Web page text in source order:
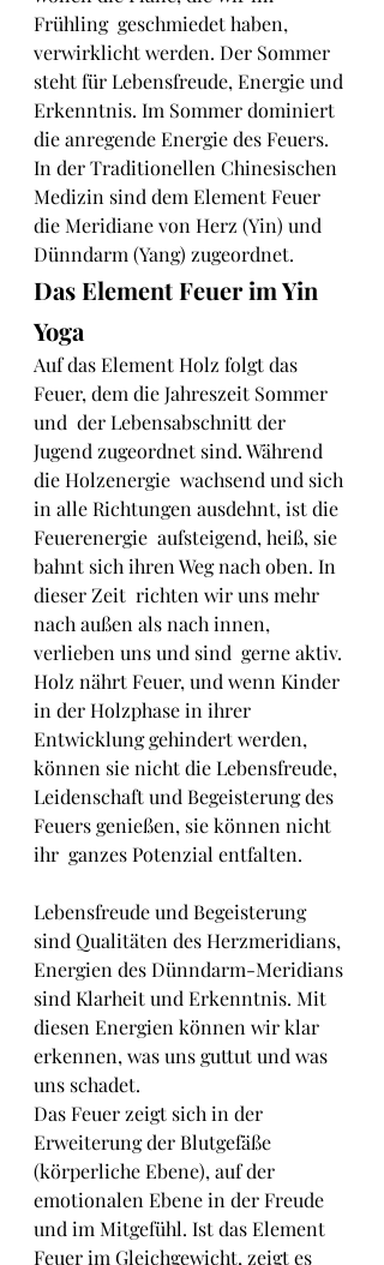
Frühling  geschmiedet haben,
verwirklicht werden. Der Sommer
steht für Lebensfreude, Energieund
Erkenntnis. Im Sommer dominiert
die anregende Energie des Feuers.
In der Traditionellen Chinesischen
Medizin sind dem Element Feuer
die Meridiane von Herz (Yin) und
Dünndarm (Yang) zugeordnet.
Das Element Feuer im Yin
Yoga
Auf das Element Holz folgt das
Feuer, dem die Jahreszeit Sommer
und  der Lebensabschnitt der
Jugend zugeordnet sind. Während
die Holzenergie  wachsend und sich
in alle Richtungen ausdehnt, ist die
Feuerenergie  aufsteigend, heiß, sie
bahnt sich ihren Weg nach oben. In
dieser Zeit  richten wir uns mehr
nach außen als nach innen,
verlieben uns und sind  gerne aktiv.
Holz nährt Feuer, und wenn Kinder
in der Holzphase in ihrer
Entwicklung gehindert werden,
können sie nicht die Lebensfreude,
Leidenschaft und Begeisterung des
Feuers genießen, sie können nicht
ihr  ganzes Potenzial entfalten.
Lebensfreude und Begeisterung
sind Qualitäten des Herzmeridians,
Energien des Dünndarm-Meridians
sind Klarheit und Erkenntnis. Mit
diesen Energien können wir klar
erkennen, was uns guttut und was
uns schadet.
Das Feuer zeigt sich in der
Erweiterung der Blutgefäße
(körperliche Ebene), auf der
emotionalen Ebene in der Freude
und im Mitgefühl. Ist das Element
Feuer im Gleichgewicht, zeigt es